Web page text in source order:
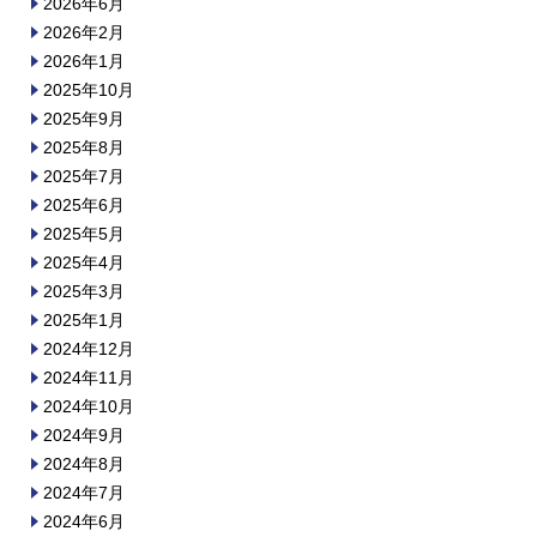
2026年2月
2026年1月
2025年10月
2025年9月
2025年8月
2025年7月
2025年6月
2025年5月
2025年4月
2025年3月
2025年1月
2024年12月
2024年11月
2024年10月
2024年9月
2024年8月
2024年7月
2024年6月